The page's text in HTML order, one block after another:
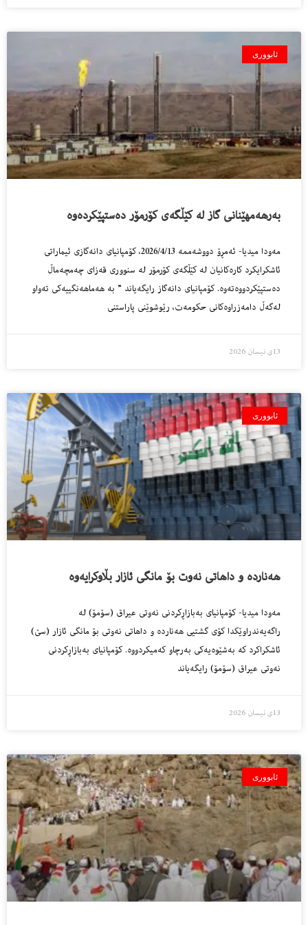
ئابووری
بەرهەمهێنانی گاز لە کێڵگەی کۆرمۆر دەستپێکردەوە
مەودا میدیا- ئەمڕۆ دووشەممە 2026/4/13، کۆمپانیای دانەگازی ئیماراتی
ئاشکرایکرد کارەکانیان لە کێڵگەی کۆرمۆر لە سنووری قەزای چەمچەماڵ
دەستپێکردووەتەوە. کۆمپانیای دانەگاز رایگەیاند ” بە هەماهەنگییەکی تەواو
لەگەڵ دامەزراوەکانی حکومەت، رێوشوێنی پاراستنی
13ی نیسان 2026
ئابووری
هەناردە و داهاتی نەوت بۆ مانگی ئازار بڵاوکرایەوە
مەودا میدیا- کۆمپانیای بەبازاڕکردنی نەوتی عیراق (سۆمۆ) لە
راگەیەندراوێکدا کۆی گشتیی هەناردە و داهاتی نەوتی بۆ مانگی ئازار (سێ)
ئاشکراکرد کە بەشێوەیەکی بەرچاو کەمیکردووە. کۆمپانیای بەبازاڕکردنی
نەوتی عیراق (سۆمۆ) رایگەیاند
13ی نیسان 2026
ئابووری